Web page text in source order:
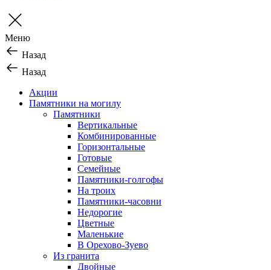
Меню
Назад
Назад
Акции
Памятники на могилу
Памятники
Вертикальные
Комбинированные
Горизонтальные
Готовые
Семейные
Памятники-голгофы
На троих
Памятники-часовни
Недорогие
Цветные
Маленькие
В Орехово-Зуево
Из гранита
Двойные